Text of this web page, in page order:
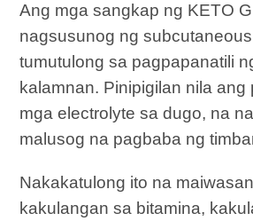
Ang mga sangkap ng KETO
nagsusunog ng
tumutulong sa pagpapanatili
kalamnan. Pinipigilan nila ang
mga electrolyte sa dugo, na
malusog na pagbaba ng
Nakakatulong ito na
kakulangan sa bitamina,